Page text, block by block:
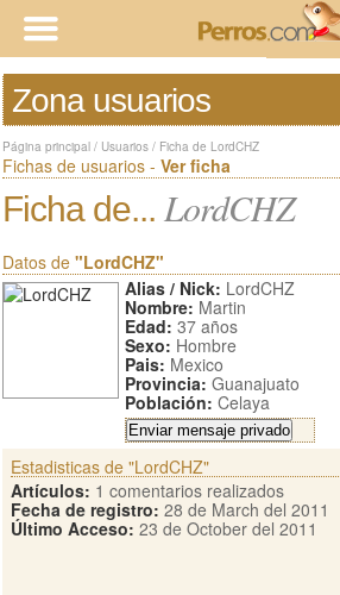
Zona usuarios
Página principal / Usuarios / Ficha de LordCHZ
Fichas de usuarios - Ver ficha
Ficha de... LordCHZ
Datos de "LordCHZ"
Alias / Nick: LordCHZ
Nombre: Martin
Edad: 37 años
Sexo: Hombre
Pais: Mexico
Provincia: Guanajuato
Población: Celaya
Estadisticas de "LordCHZ"
Artículos: 1 comentarios realizados
Fecha de registro: 28 de March del 2011
Último Acceso: 23 de October del 2011